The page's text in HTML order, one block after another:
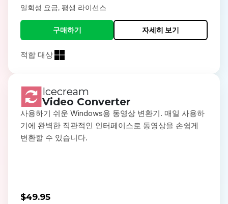
일회성 요금, 평생 라이선스
구매하기 자세히 보기
적합 대상
Icecream
Video Converter
사용하기 쉬운 Windows용 동영상 변환기. 매일 사용하
기에 완벽한 직관적인 인터페이스로 동영상을 손쉽게
변환할 수 있습니다.
$49.95